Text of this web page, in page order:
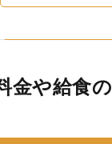
金や給食の